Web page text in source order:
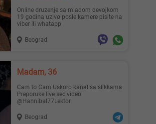
Online druzenje sa mladom devojkom
19 godina uzivo posle kamere pisite na
viber ili whatapp
Beograd
Madam, 36
Cam to Cam Uskoro kanal sa slikkama
Preporuke live sec video
@Hannibal77Lektor
Beograd